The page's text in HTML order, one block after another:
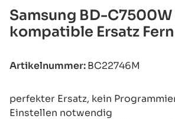
Samsung BD-C7500W
kompatible Ersatz
Artikelnummer:BC22746M
perfekter Ersatz, kein
Einstellen notwendig